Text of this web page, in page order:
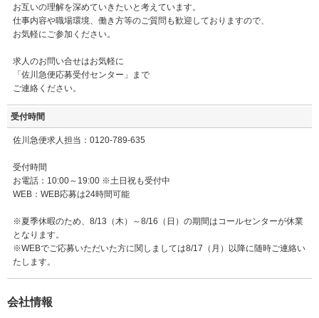
お互いの理解を深めていきたいと考えています。
仕事内容や職場環境、働き方等のご質問も歓迎しておりますので、
お気軽にご参加ください。
求人のお問い合せはお気軽に
「佐川急便応募受付センター」まで
ご連絡ください。
受付時間
佐川急便求人担当：0120-789-635
受付時間
お電話：10:00～19:00 ※土日祝も受付中
WEB：WEB応募は24時間可能
※夏季休暇のため、8/13（木）～8/16（日）の期間はコールセンターが休業
となります。
※WEBでご応募いただいた方に関しましては8/17（月）以降に随時ご連絡い
たします。
会社情報